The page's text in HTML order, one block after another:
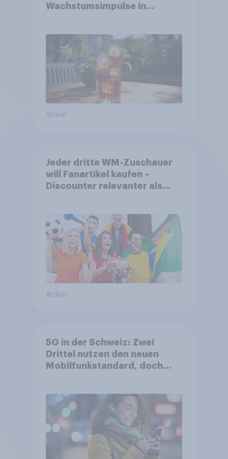
Wachstumsimpulse in
Artikel
Jeder dritte WM-Zuschauer
will Fanartikel kaufen –
Discounter relevanter als
Artikel
5G in der Schweiz: Zwei
Drittel nutzen den neuen
Mobilfunkstandard, doch